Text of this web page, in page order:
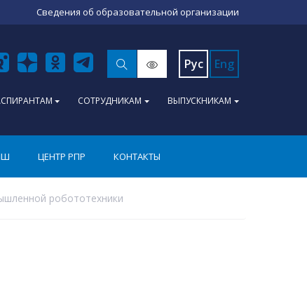
Сведения об образовательной организации
Рус Eng
СОТРУДНИКАМ ВЫПУСКНИКАМ
ЦЕНТР РПР КОНТАКТЫ
робототехники